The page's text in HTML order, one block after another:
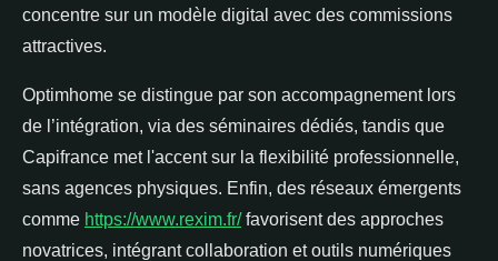
concentre sur un modèle digital avec des commissions
attractives.
Optimhome se distingue par son accompagnement lors
de l’intégration, via des séminaires dédiés, tandis que
Capifrance met l'accent sur la flexibilité professionnelle,
sans agences physiques. Enfin, des réseaux émergents
comme https://www.rexim.fr/favorisent des approches
novatrices, intégrant collaboration et outils numériques